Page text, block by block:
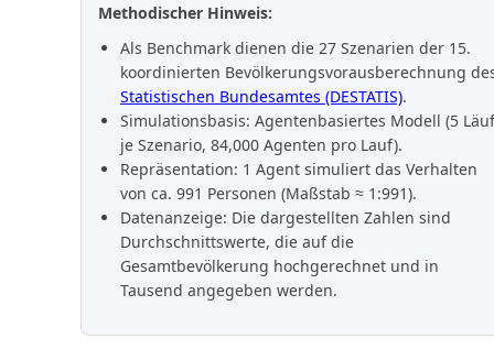
Methodischer Hinweis:
Als Benchmark dienen die 27 Szenarien der 15.
koordinierten Bevölkerungsvorausberechnung
Statistischen Bundesamtes (DESTATIS).
Simulationsbasis: Agentenbasiertes Modell (5
je Szenario, 84,000 Agenten pro Lauf).
Repräsentation: 1 Agent simuliert das Verhalten
von ca. 991 Personen (Maßstab ≈ 1:991).
Datenanzeige: Die dargestellten Zahlen sind
Durchschnittswerte, die auf die
Gesamtbevölkerung hochgerechnet und in
Tausend angegeben werden.